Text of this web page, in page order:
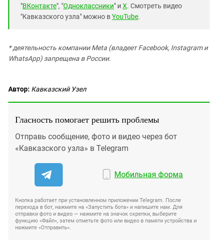
"ВКонтакте", "Одноклассники" и X. Смотреть видео
"Кавказского узла" можно вYouTube.
* деятельность компании Meta (владеет Facebook, Instagram и
WhatsApp) запрещена в России.
Автор: Кавказский Узел
Гласность помогает решить проблемы
Отправь сообщение, фото и видео через бот
«Кавказского узла» в Telegram
Мобильная форма
Кнопка работает при установленном приложении Telegram. После
перехода в бот, нажмите на «Запустить бота» и напишите нам. Для
отправки фото и видео — нажмите на значок скрепки, выберите
функцию «Файл», затем отметьте фото или видео в памяти устройства и
нажмите «Отправить».